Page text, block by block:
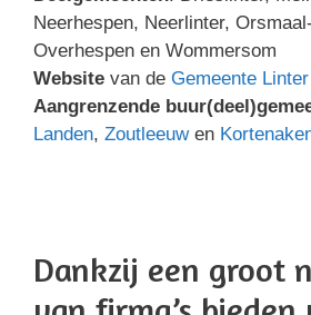
Neerhespen, Neerlinter,
Overhespen en Wommersom
Website van de Gemeente Linter
Aangrenzende
Landen, Zoutleeuwen
Dankzij een groot